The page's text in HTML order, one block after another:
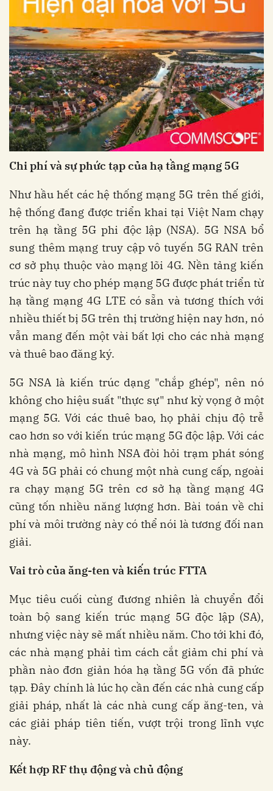
Chi phí và sự phức tạp của hạ tầng mạng 5G
Như hầu hết các hệ thống mạng 5G trên thế giới,
hệ thống đang được triển khai tại Việt Nam chạy
trên hạ tầng 5G phi độc lập (NSA). 5G NSA bổ
sung thêm mạng truy cập vô tuyến 5G RAN trên
cơ sở phụ thuộc vào mạng lõi 4G. Nền tảng kiến
trúc này tuy cho phép mạng 5G được phát triển từ
hạ tầng mạng 4G LTE có sẵn và tương thích với
nhiều thiết bị 5G trên thị trường hiện nay hơn, nó
vẫn mang đến một vài bất lợi cho các nhà mạng
và thuê bao đăng ký.
5G NSA là kiến trúc dạng "chắp ghép", nên nó
không cho hiệu suất "thực sự" như kỳ vọng ở một
mạng 5G. Với các thuê bao, họ phải chịu độ trễ
cao hơn so với kiến trúc mạng 5G độc lập. Với các
nhà mạng, mô hình NSA đòi hỏi trạm phát sóng
4G và 5G phải có chung một nhà cung cấp, ngoài
ra chạy mạng 5G trên cơ sở hạ tầng mạng 4G
cũng tốn nhiều năng lượng hơn. Bài toán về chi
phí và môi trường này có thể nói là tương đối nan
giải.
Vai trò của ăng-ten và kiến trúc FTTA
Mục tiêu cuối cùng đương nhiên là chuyển đổi
toàn bộ sang kiến trúc mạng 5G độc lập (SA),
nhưng việc này sẽ mất nhiều năm. Cho tới khi đó,
các nhà mạng phải tìm cách cắt giảm chi phí và
phần nào đơn giản hóa hạ tầng 5G vốn đã phức
tạp. Đây chính là lúc họ cần đến các nhà cung cấp
giải pháp, nhất là các nhà cung cấp ăng-ten, và
các giải pháp tiên tiến, vượt trội trong lĩnh vực
này.
Kết hợp RF thụ động và chủ động